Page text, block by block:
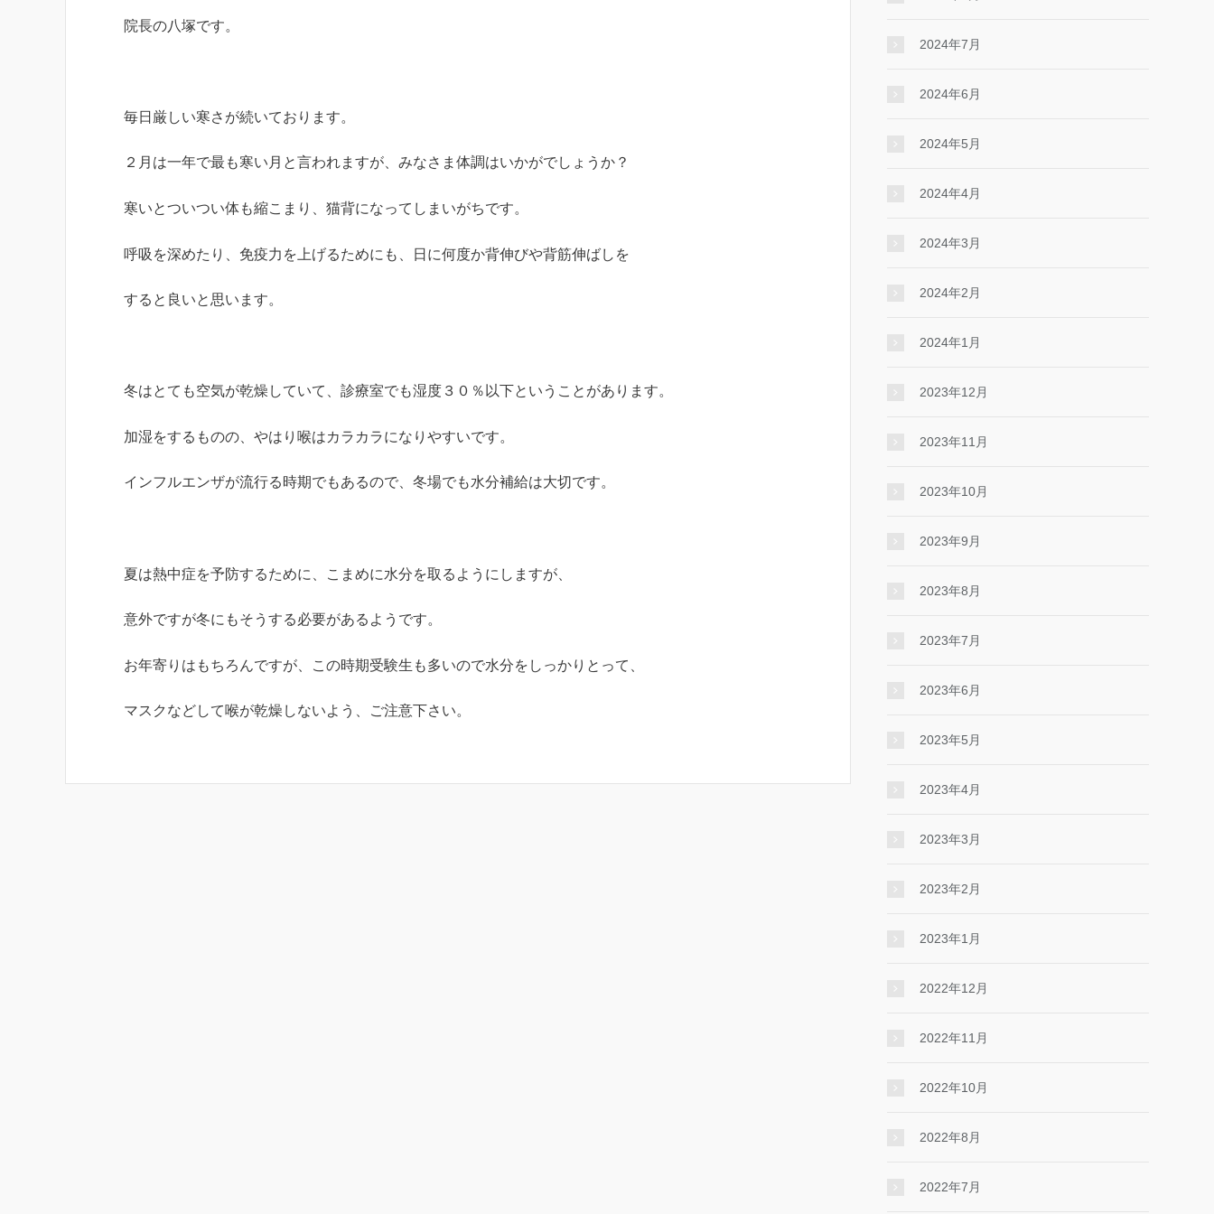
院長の八塚です。
毎日厳しい寒さが続いております。
２月は一年で最も寒い月と言われますが、みなさま体調はいかがでしょうか？
寒いとついつい体も縮こまり、猫背になってしまいがちです。
呼吸を深めたり、免疫力を上げるためにも、日に何度か背伸びや背筋伸ばしを
すると良いと思います。
冬はとても空気が乾燥していて、診療室でも湿度３０％以下ということがあります。
加湿をするものの、やはり喉はカラカラになりやすいです。
インフルエンザが流行る時期でもあるので、冬場でも水分補給は大切です。
夏は熱中症を予防するために、こまめに水分を取るようにしますが、
意外ですが冬にもそうする必要があるようです。
お年寄りはもちろんですが、この時期受験生も多いので水分をしっかりとって、
マスクなどして喉が乾燥しないよう、ご注意下さい。
2024年7月
2024年6月
2024年5月
2024年4月
2024年3月
2024年2月
2024年1月
2023年12月
2023年11月
2023年10月
2023年9月
2023年8月
2023年7月
2023年6月
2023年5月
2023年4月
2023年3月
2023年2月
2023年1月
2022年12月
2022年11月
2022年10月
2022年8月
2022年7月